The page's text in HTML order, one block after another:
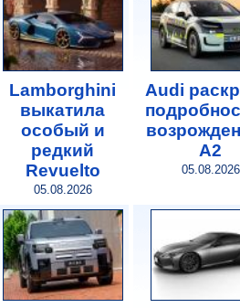
Lamborghini
выкатила
особый и
редкий
Revuelto
05.08.2026
Audi
A2
05.08.2026